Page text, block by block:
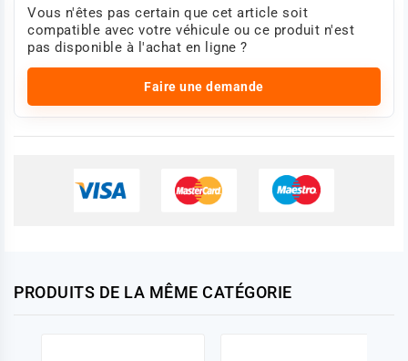
Vous n'êtes pas certain que cet article soit
compatible avec votre véhicule ou ce produit n'est
pas disponible à l'achat en ligne ?
Faire une demande
PRODUITS DE LA MÊME CATÉGORIE